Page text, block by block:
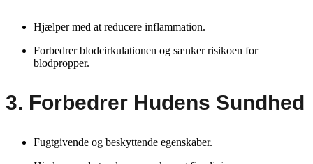
Hjælper med at reducere inflammation.
Forbedrer blodcirkulationen og sænker risikoen for
blodpropper.
3. Forbedrer Hudens Sundhed
Fugtgivende og beskyttende egenskaber.